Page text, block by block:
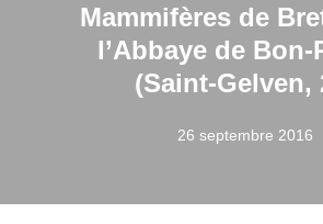
Mammifères de
l’Abbaye de Bon-
(Saint-Gelven,
26 septembre 2016